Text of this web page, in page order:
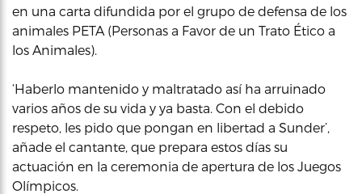
en una carta difundida por el grupo de defensa de los
animales PETA (Personas a Favor de un Trato Ético a
los Animales).
‘Haberlo mantenido y maltratado así ha arruinado
varios años de su vida y ya basta. Con el debido
respeto, les pido que pongan en libertad a Sunder’,
añade el cantante, que prepara estos días su
actuación en la ceremonia de apertura de los Juegos
Olímpicos.